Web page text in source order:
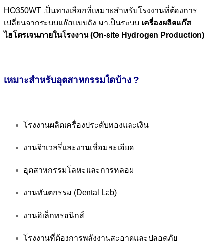
HO350WT เป็นทางเลือกที่เหมาะสำหรับโรงงานที่ต้องการ
เปลี่ยนจากระบบแก๊สแบบถัง มาเป็นระบบ เครื่องผลิตแก๊ส
ไฮโดรเจนภายในโรงงาน (On-site Hydrogen Production)
เหมาะสำหรับอุตสาหกรรมใดบ้าง ?
โรงงานผลิตเครื่องประดับทองและเงิน
งานจิวเวลรี่และงานเชื่อมละเอียด
อุตสาหกรรมโลหะและการหลอม
งานทันตกรรม (Dental Lab)
งานอิเล็กทรอนิกส์
โรงงานที่ต้องการพลังงานสะอาดและปลอดภัย